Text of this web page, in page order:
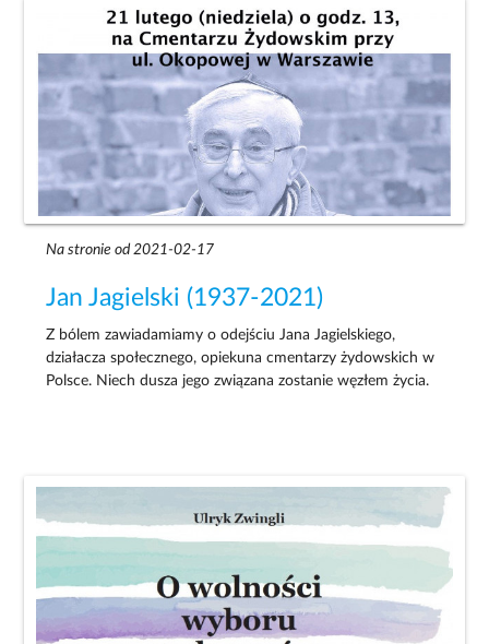
Na stronie od 2021-02-17
Jan Jagielski (1937-2021)
Z bólem zawiadamiamy o odejściu Jana Jagielskiego,
działacza społecznego, opiekuna cmentarzy żydowskich w
Polsce. Niech dusza jego związana zostanie węzłem życia.